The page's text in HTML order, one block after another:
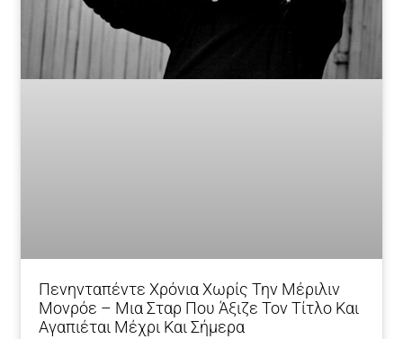
Πενηνταπέντε Χρόνια Χωρίς Την Μέριλιν
Μονρόε – Μια Σταρ Που Άξιζε Τον Τίτλο Και
Αγαπιέται Μέχρι Και Σήμερα